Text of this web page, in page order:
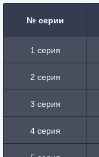
№ серии
1 серия
2 серия
3 серия
4 серия